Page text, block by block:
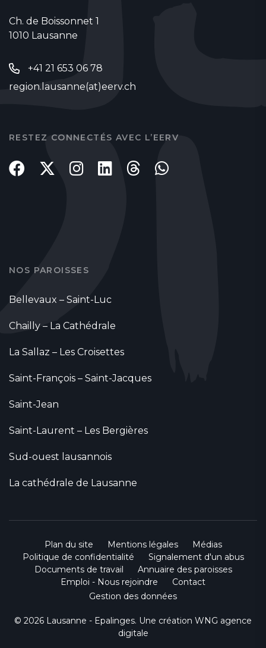
Ch. de Boissonnet 1
1010 Lausanne
+41 21 653 06 78
region.lausanne(at)eerv.ch
RESTEZ CONNECTÉS AVEC L’EERV
NOS PAROISSES
Bellevaux – Saint-Luc
Chailly – La Cathédrale
La Sallaz – Les Croisettes
Saint-François – Saint-Jacques
Saint-Jean
Saint-Laurent – Les Bergières
Sud-ouest lausannois
La cathédrale de Lausanne
Plan du site Mentions légales
Médias
Politique de confidentialité
Signalement d'un abus
Documents de travail
Annuaire des paroisses
Emploi - Nous rejoindre
Contact
Gestion des données
© 2026 Lausanne - Epalinges. Une création WNG agence
digitale